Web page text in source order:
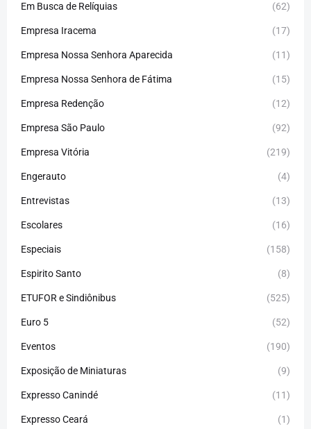
Em Busca de Relíquias (62)
Empresa Iracema (17)
Empresa Nossa Senhora Aparecida (11)
Empresa Nossa Senhora de Fátima (15)
Empresa Redenção (12)
Empresa São Paulo (92)
Empresa Vitória (219)
Engerauto (4)
Entrevistas (13)
Escolares (16)
Especiais (158)
Espirito Santo (8)
ETUFOR e Sindiônibus (525)
Euro 5 (52)
Eventos (190)
Exposição de Miniaturas (9)
Expresso Canindé (11)
Expresso Ceará (1)